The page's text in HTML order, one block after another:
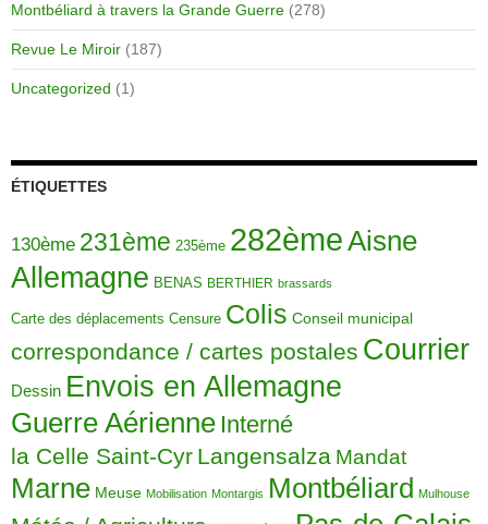
Montbéliard à travers la Grande Guerre (278)
Revue Le Miroir (187)
Uncategorized (1)
ÉTIQUETTES
130ème 231ème 235ème 282èmeAisne
Allemagne BENAS BERTHIER brassards
Carte des déplacements Censure Colis Conseil municipal
correspondance / cartes postales Courrier
Dessin Envois en Allemagne
Guerre Aérienne Interné
la Celle Saint-Cyr Langensalza Mandat
Marne Meuse Mobilisation Montargis Montbéliard Mulhouse